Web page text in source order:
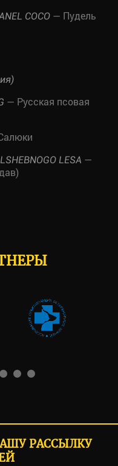
COCO — Пудель
— Русская псовая
LESA —
РАССЫЛКУ